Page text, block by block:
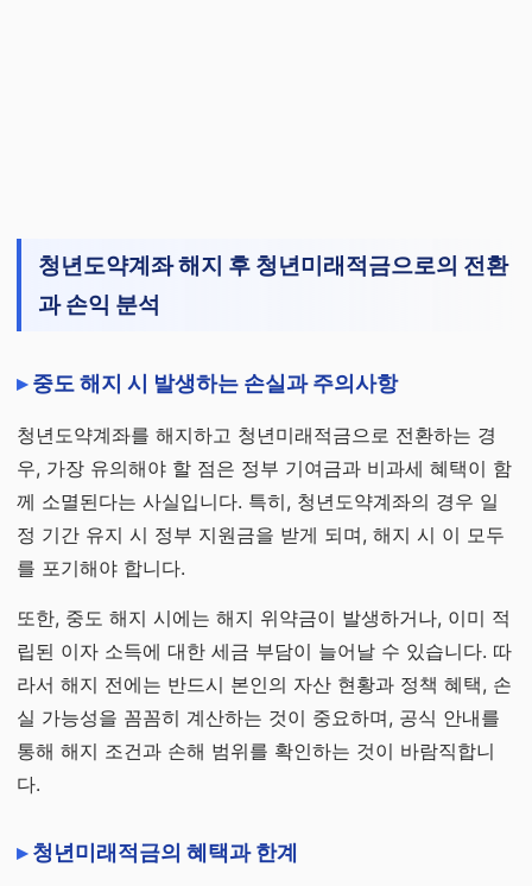
청년도약계좌 해지 후 청년미래적금으로의 전환
과 손익 분석
중도 해지 시 발생하는 손실과 주의사항
청년도약계좌를 해지하고 청년미래적금으로 전환하는 경
우, 가장 유의해야 할 점은 정부 기여금과 비과세 혜택이 함
께 소멸된다는 사실입니다. 특히, 청년도약계좌의 경우 일
정 기간 유지 시 정부 지원금을 받게 되며, 해지 시 이 모두
를 포기해야 합니다.
또한, 중도 해지 시에는 해지 위약금이 발생하거나, 이미 적
립된 이자 소득에 대한 세금 부담이 늘어날 수 있습니다. 따
라서 해지 전에는 반드시 본인의 자산 현황과 정책 혜택, 손
실 가능성을 꼼꼼히 계산하는 것이 중요하며, 공식 안내를
통해 해지 조건과 손해 범위를 확인하는 것이 바람직합니
다.
청년미래적금의 혜택과 한계